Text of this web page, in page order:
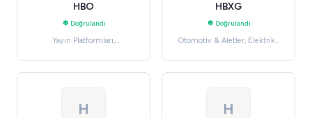
HBO
Doğrulandı
Yayın Platformları,
HBXG
Doğrulandı
Otomotiv & Aletler, Elektrikli
H H